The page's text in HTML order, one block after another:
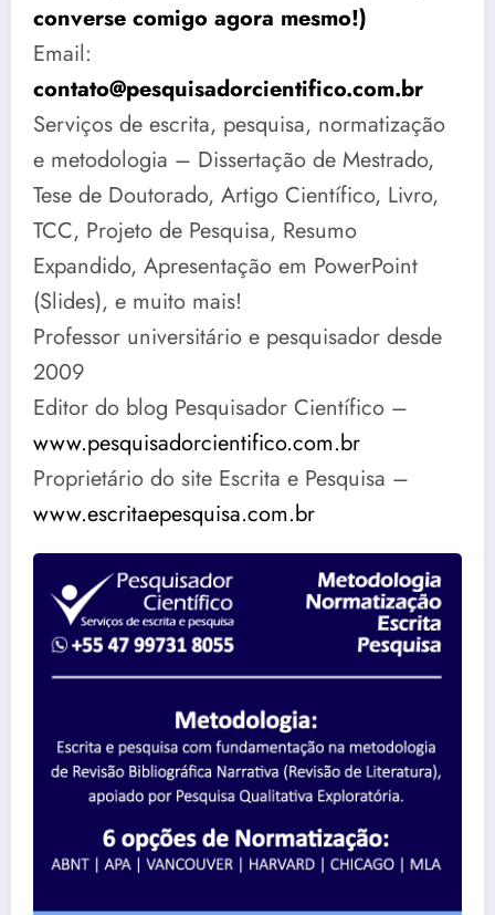
converse comigo agora mesmo!)
Email:
contato@pesquisadorcientifico.com.br
Serviços de escrita, pesquisa, normatização
e metodologia – Dissertação de Mestrado,
Tese de Doutorado, Artigo Científico, Livro,
TCC, Projeto de Pesquisa, Resumo
Expandido, Apresentação em PowerPoint
(Slides), e muito mais!
Professor universitário e pesquisador desde
2009
Editor do blog Pesquisador Científico –
www.pesquisadorcientifico.com.br
Proprietário do site Escrita e Pesquisa –
www.escritaepesquisa.com.br